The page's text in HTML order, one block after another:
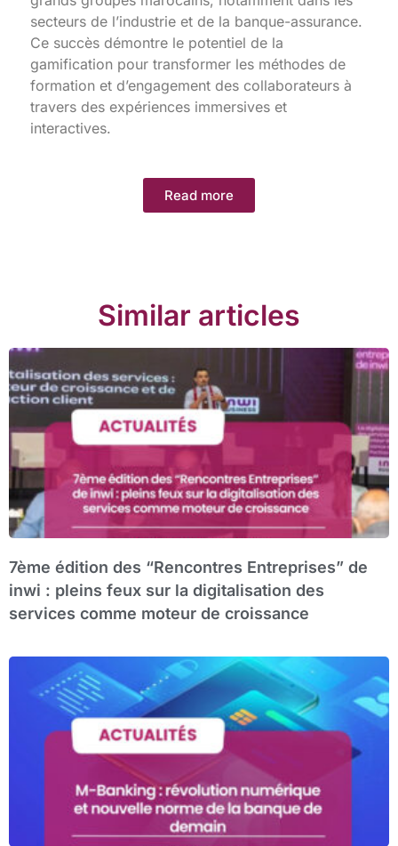
secteurs de l’industrie et de la banque-assurance.
Ce succès démontre le potentiel de la
gamification pour transformer les méthodes de
formation et d’engagement des collaborateurs à
travers des expériences immersives et
interactives.
Read more
Similar articles
7ème édition des “Rencontres Entreprises” de
inwi : pleins feux sur la digitalisation des
services comme moteur de croissance